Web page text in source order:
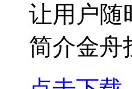
让用户随
简介金舟